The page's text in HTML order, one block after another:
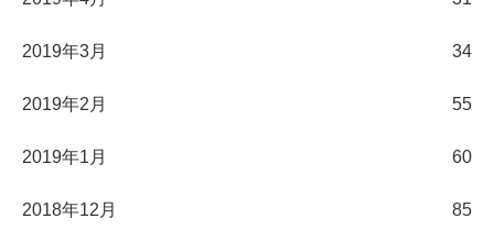
2019年3月 34
2019年2月 55
2019年1月 60
2018年12月 85